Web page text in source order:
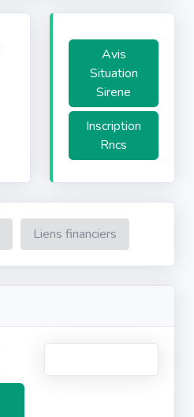
Avis
Situation
Sirene
Inscription
Rncs
Liens financiers